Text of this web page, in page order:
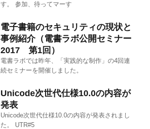
す。 参加、待ってマーす
電子書籍のセキュリティの現状と
事例紹介（電書ラボ公開セミナー
2017 第1回）
電書ラボでは昨年、「実践的な制作」の4回連
続セミナーを開催しました。
Unicode次世代仕様10.0の内容が
発表
Unicode次世代仕様10.0の内容が発表されまし
た。 UTR#5